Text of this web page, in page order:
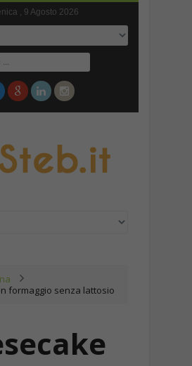
, 9 Agosto 2026
formaggio senza lattosio